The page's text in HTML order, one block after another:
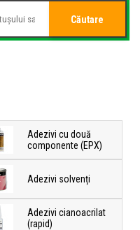
Căutare
Adezivi cu două
componente (EPX)
Adezivi solvenți
Adezivi cianoacrilat
(rapid)